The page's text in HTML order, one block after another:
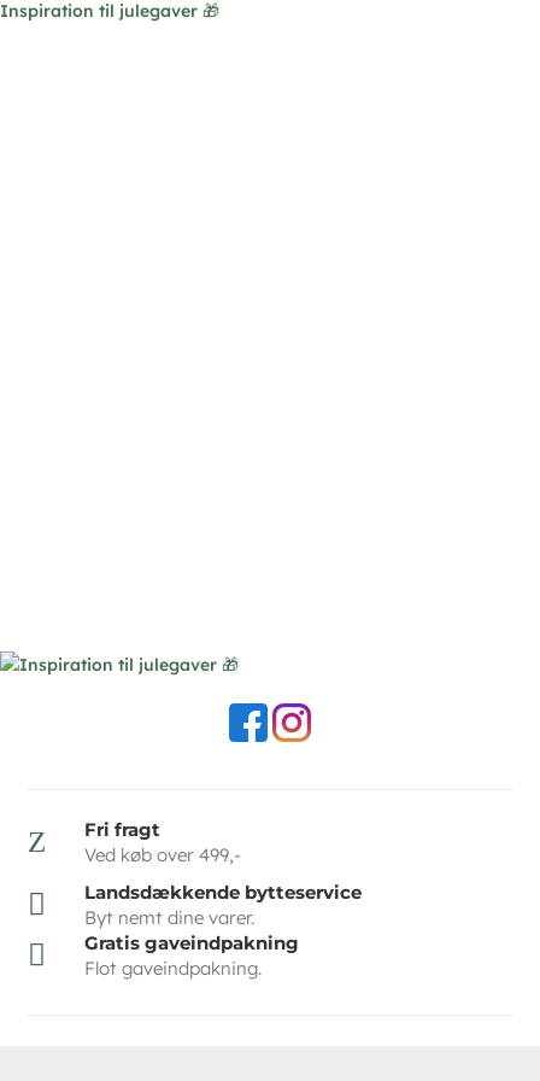
Inspiration til julegaver 🎁
Z
Fri fragt
Ved køb over 499,-

Landsdækkende bytteservice
Byt nemt dine varer.

Gratis gaveindpakning
Flot gaveindpakning.